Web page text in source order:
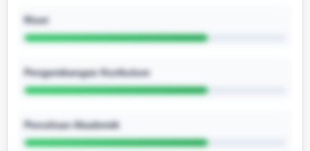
Riset
Pengembangan Kurikulum
Penulisan Akademik